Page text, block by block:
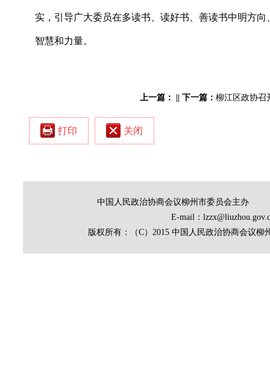
实，引导广大委员在多读书、读好书、善读书中明方
智慧和力量。
上一篇： 下一篇： 柳江区政协召
打印 关闭
中国人民政治协商会议柳州市委员会主
E-mail：
版权所有：（C）2015 中国人民政治协商